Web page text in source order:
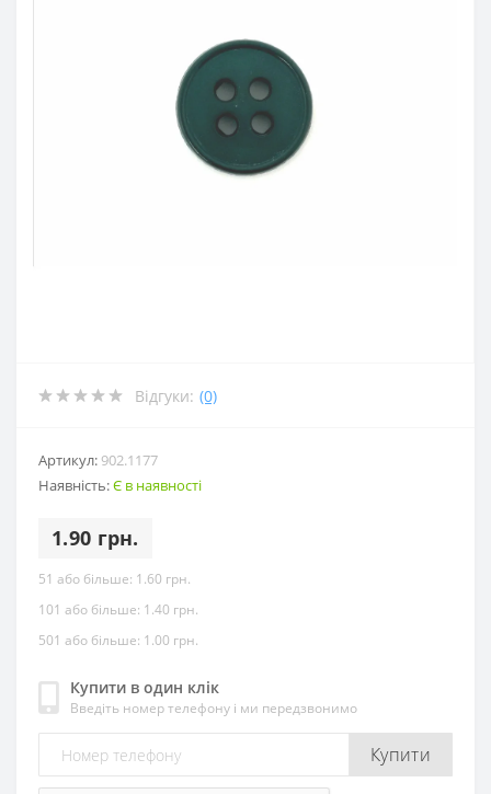
Відгуки: (0)
Артикул: 902.1177
Наявність:Є в наявності
1.90 грн.
51 або більше: 1.60 грн.
101 або більше: 1.40 грн.
501 або більше: 1.00 грн.
Купити в один клік
Введіть номер телефону і ми передзвонимо
Купити